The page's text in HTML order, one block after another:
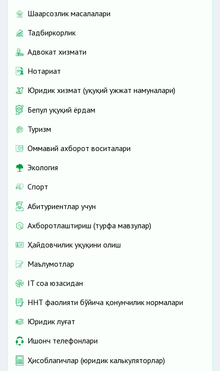
Шаҳарсозлик масалалари
Тадбиркорлик
Адвокат хизмати
Нотариат
Юридик хизмат (ҳуқуқий ҳужжат намуналари)
Бепул ҳуқуқий ёрдам
Туризм
Оммавий ахборот воситалари
Экология
Спорт
Абитуриентлар учун
Ахборотлаштириш (турфа мавзулар)
Ҳайдовчилик ҳуқуқини олиш
Маълумотлар
IT соҳа юзасидан
ННТ фаолияти бўйича қонунчилик нормалари
Юридик луғат
Ишонч телефонлари
Ҳисоблагичлар (юридик калькуляторлар)